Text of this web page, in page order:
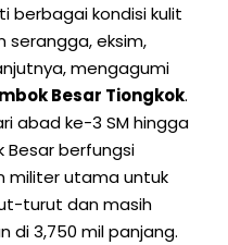
berbagai kondisi kulit
serangga, eksim,
mengagumi
Besar Tiongkok.
abad ke-3 SM hingga
Besar berfungsi
militer utama untuk
turut dan masih
di 3,750 mil panjang.